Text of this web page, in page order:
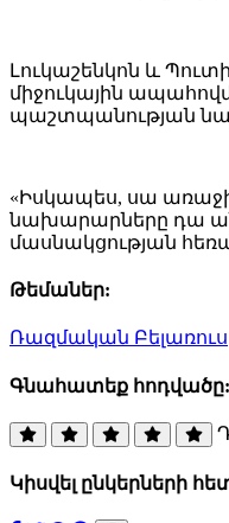
Լուկաշենկոն և
միջուկային
պաշտպանության
«Իսկապես, սա
նախարարները դա
մասնակցության
Թեմաներ:
Ռազմական Բելառուս
Գնահատեք հոդվածը:
Կիսվել ընկերների